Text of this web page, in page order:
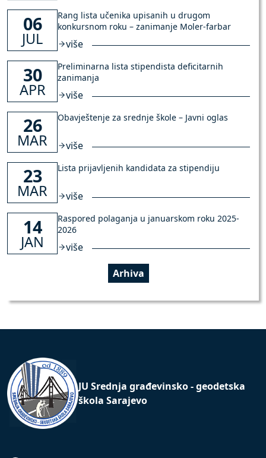
06
JUL
Rang lista učenika upisanih u drugom
konkursnom roku – zanimanje Moler-farbar
više
30
APR
Preliminarna lista stipendista deficitarnih
zanimanja
više
26
MAR
Obavještenje za srednje škole – Javni oglas
više
23
MAR
Lista prijavljenih kandidata za stipendiju
više
14
JAN
Raspored polaganja u januarskom roku 2025-
2026
više
Arhiva
JU Srednja građevinsko - geodetska
škola Sarajevo